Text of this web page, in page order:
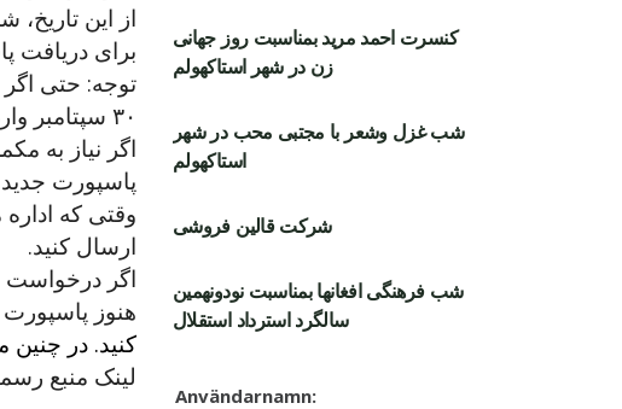
از این
برای دریافت
توجه: حتی اگر
۳۰ سپتامبر وارد سویدن شوید، بازهم باید پاسپورت جدید داشته باشید.
اگر نیاز به
پاسپورت
وقتی که
ارسال کنید.
اگر درخواست
هنوز پاسپورت
کنید. در
لینک منبع
کنسرت احمد مرید بمناسبت روز جهانی
زن در شهر استاکهولم
شب غزل وشعر با مجتبی محب در شهر
استاکهولم
شرکت قالین فروشی
شب فرهنگی افغانها بمناسبت نودونهمین
سالگرد استرداد استقلال
Användarnamn: